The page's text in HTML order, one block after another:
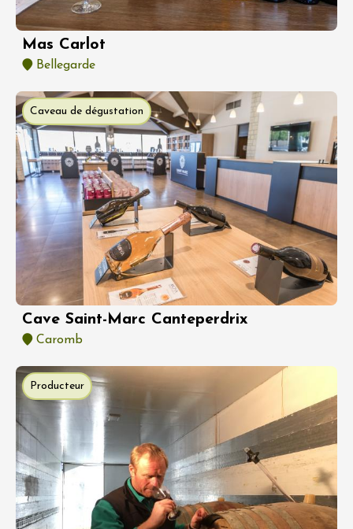
Mas Carlot
Bellegarde
Caveau de dégustation
Cave Saint-Marc Canteperdrix
Caromb
Producteur